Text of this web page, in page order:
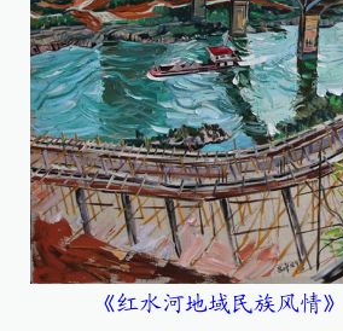
《红水河地域民族风情